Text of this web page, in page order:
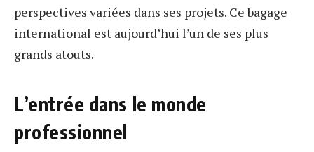
perspectives variées dans ses projets. Ce bagage
international est aujourd’hui l’un de ses plus
grands atouts.
L’entrée dans le monde
professionnel